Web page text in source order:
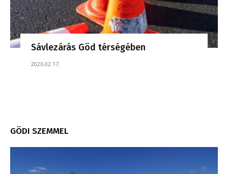
Sávlezárás Göd térségében
2026.02.17.
GÖDI SZEMMEL